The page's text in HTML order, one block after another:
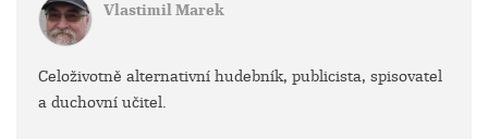
Vlastimil Marek
Celoživotně alternativní hudebník, publicista, spisovatel
a duchovní učitel.